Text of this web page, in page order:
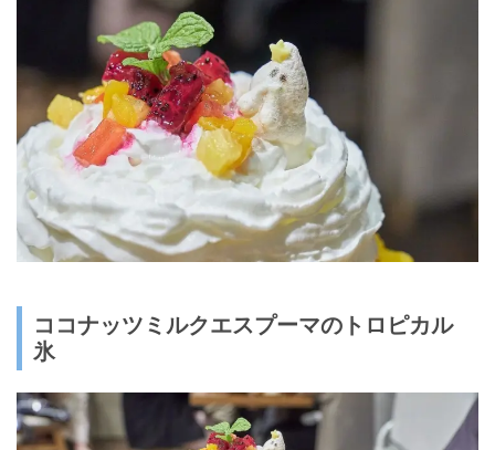
ココナッツミルクエスプーマのトロピカル
氷